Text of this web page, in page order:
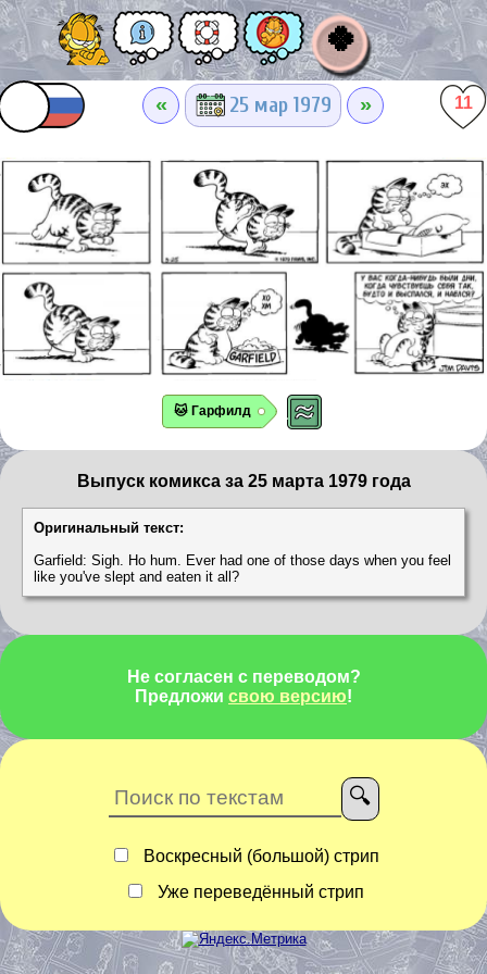
🍀
« 25 мар 1979 » 11
🐱 Гарфилд
Выпуск комикса за 25 марта 1979 года
Оригинальный текст:
Garfield: Sigh. Ho hum. Ever had one of those days when you feel
like you've slept and eaten it all?
Не согласен с переводом?
Предложи свою версию!
Воскресный (большой) стрип
Уже переведённый стрип